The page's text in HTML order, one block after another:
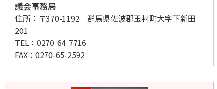
議会事務局
住所： 〒370-1192 群馬県佐波郡玉村町大字下新田
201
TEL： 0270-64-7716
FAX： 0270-65-2592